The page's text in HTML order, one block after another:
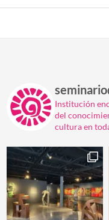
Institución
del
cultura en